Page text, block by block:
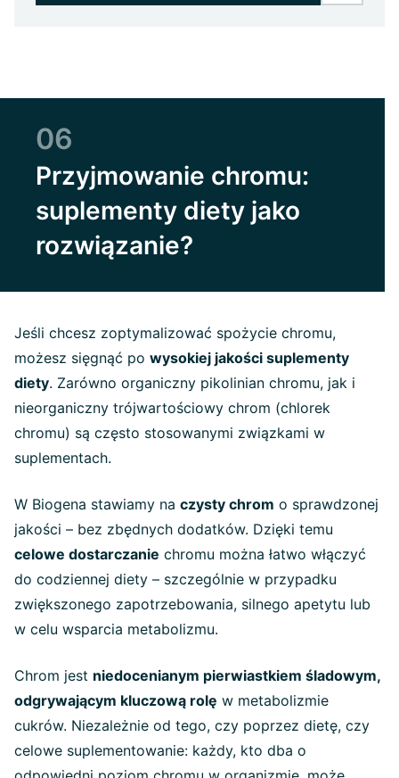
06
Przyjmowanie chromu:
suplementy diety jako
rozwiązanie?
Jeśli chcesz zoptymalizować spożycie chromu,
możesz sięgnąć po wysokiej jakości suplementy
diety. Zarówno organiczny pikolinian chromu, jak i
nieorganiczny trójwartościowy chrom (chlorek
chromu) są często stosowanymi związkami w
suplementach.
W Biogena stawiamy na czysty chrom o sprawdzonej
jakości – bez zbędnych dodatków. Dzięki temu
celowe dostarczanie chromu można łatwo włączyć
do codziennej diety – szczególnie w przypadku
zwiększonego zapotrzebowania, silnego apetytu lub
w celu wsparcia metabolizmu.
Chrom jest niedocenianym pierwiastkiem śladowym,
odgrywającym kluczową rolę w metabolizmie
cukrów. Niezależnie od tego, czy poprzez dietę, czy
celowe suplementowanie: każdy, kto dba o